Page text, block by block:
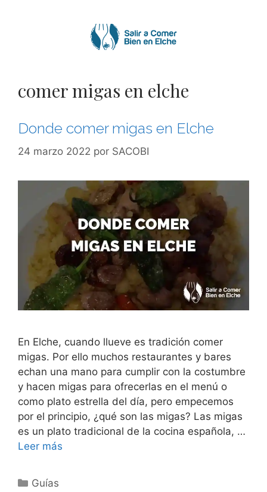
comer migas en elche
Donde comer migas en Elche
24 marzo 2022 por SACOBI
En Elche, cuando llueve es tradición comer
migas. Por ello muchos restaurantes y bares
echan una mano para cumplir con la costumbre
y hacen migas para ofrecerlas en el menú o
como plato estrella del día, pero empecemos
por el principio, ¿qué son las migas? Las migas
es un plato tradicional de la cocina española, …
Leer más
Categorías
Guías